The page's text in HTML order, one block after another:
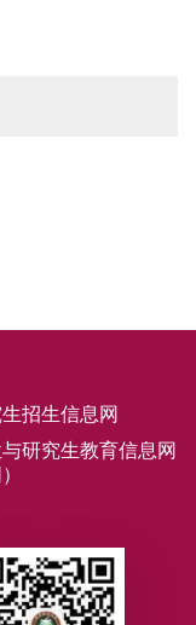
招生信息网
研究生教育信息网